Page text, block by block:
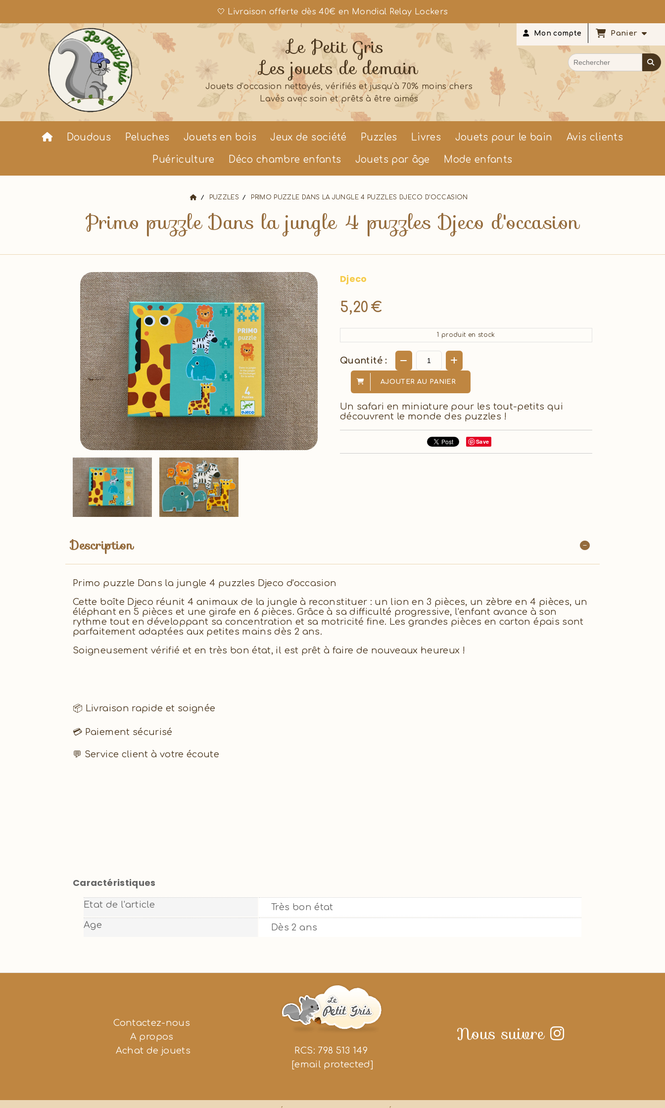
🤍 Livraison offerte dès 40€ en Mondial Relay Lockers
Le Petit Gris
Les jouets de demain
Jouets d’occasion nettoyés, vérifiés et jusqu’à 70% moins chers
Lavés avec soin et prêts à être aimés
Mon compte Panier
Doudous Peluches Jouets en bois Jeux de société Puzzles Livres Jouets pour le bain Avis clients
Puériculture Déco chambre enfants Jouets par âge Mode enfants
PUZZLES PRIMO PUZZLE DANS LA JUNGLE 4 PUZZLES DJECO D'OCCASION
Primo puzzle Dans la jungle 4 puzzles Djeco d'occasion
Djeco
5,20 €
1 produit en stock
Quantité :
AJOUTER AU PANIER
Un safari en miniature pour les tout-petits qui
découvrent le monde des puzzles !
Save
Description
Primo puzzle Dans la jungle 4 puzzles Djeco d'occasion
Cette boîte Djeco réunit 4 animaux de la jungle à reconstituer : un lion en 3 pièces, un zèbre en 4 pièces, un
éléphant en 5 pièces et une girafe en 6 pièces. Grâce à sa difficulté progressive, l'enfant avance à son
rythme tout en développant sa concentration et sa motricité fine. Les grandes pièces en carton épais sont
parfaitement adaptées aux petites mains dès 2 ans.
Soigneusement vérifié et en très bon état, il est prêt à faire de nouveaux heureux !
📦 Livraison rapide et soignée
💳 Paiement sécurisé
💬 Service client à votre écoute
Caractéristiques
Etat de l'article
Très bon état
Age
Dès 2 ans
Contactez-nous
A propos
Achat de jouets
RCS: 798 513 149
[email protected]
Nous suivre